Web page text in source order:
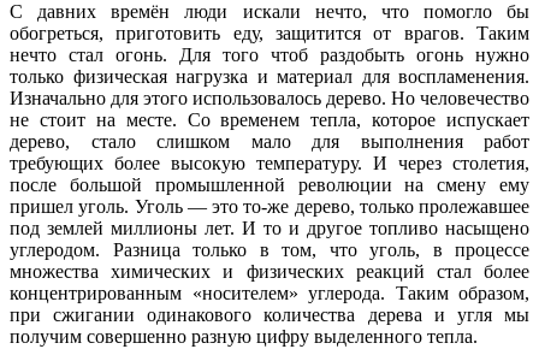
С давних времён люди искали нечто, что помогло бы
обогреться, приготовить еду, защитится от врагов. Таким
нечто стал огонь. Для того чтоб раздобыть огонь нужно
только физическая нагрузка и материал для воспламенения.
Изначально для этого использовалось дерево. Но человечество
не стоит на месте. Со временем тепла, которое испускает
дерево, стало слишком мало для выполнения работ
требующих более высокую температуру. И через столетия,
после большой промышленной революции на смену ему
пришел уголь. Уголь — это то-же дерево, только пролежавшее
под землей миллионы лет. И то и другое топливо насыщено
углеродом. Разница только в том, что уголь, в процессе
множества химических и физических реакций стал более
концентрированным «носителем» углерода. Таким образом,
при сжигании одинакового количества дерева и угля мы
получим совершенно разную цифру выделенного тепла.